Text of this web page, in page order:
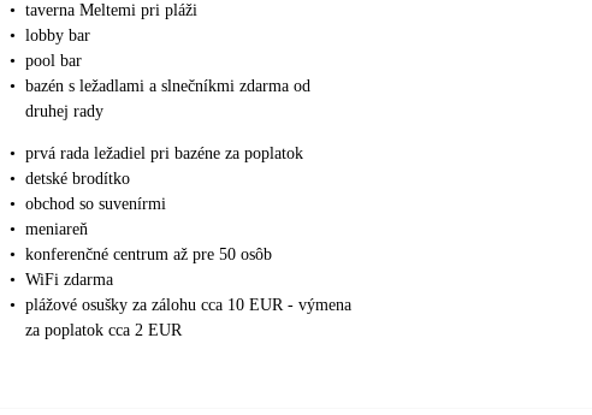
• taverna Meltemi pri pláži
• lobby bar
• pool bar
• bazén s ležadlami a slnečníkmi zdarma od
druhej rady
• prvá rada ležadiel pri bazéne za poplatok
• detské brodítko
• obchod so suvenírmi
• meniareň
• konferenčné centrum až pre 50 osôb
• WiFi zdarma
• plážové osušky za zálohu cca 10 EUR - výmena
za poplatok cca 2 EUR